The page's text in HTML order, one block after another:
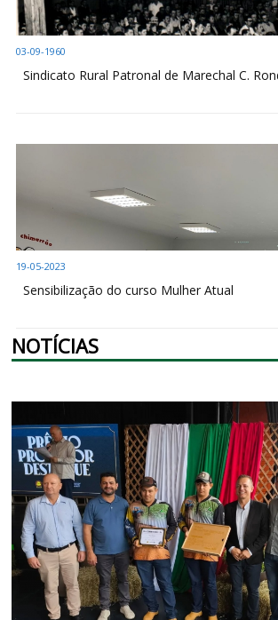
03-09-1960
Sindicato Rural Patronal de Marechal C.
19-05-2023
Sensibilização do curso Mulher Atual
NOTÍCIAS